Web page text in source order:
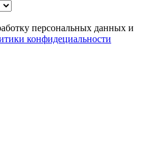
персональных данных и
конфидециальности